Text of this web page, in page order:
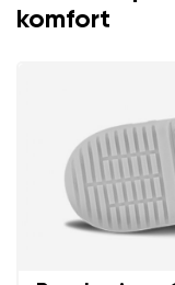
komfort
Souhlasím se
ve smyslu
Textové hodnocení
Hodnocení
Souhlasím se